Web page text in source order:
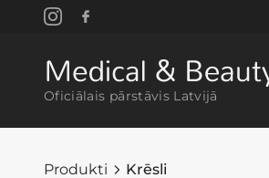
Oficiālais pārstāvis Latvijā
Produkti Krēsli